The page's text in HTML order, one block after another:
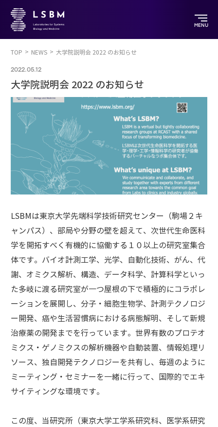
MENU
TOP NEWS 大学院説明会 2022 のお知らせ
2022.05.12
大学院説明会 2022 のお知らせ
LSBMは東京大学先端科学技術研究センター（駒場２キ
ャンパス）、部局や分野の壁を超えて、次世代生命医科
学を開拓すべく有機的に協働する１０以上の研究室集合
体です。バイオ計測工学、光学、自動化技術、がん、代
謝、オミクス解析、構造、データ科学、計算科学といっ
た多岐に渡る研究室が一つ屋根の下で積極的にコラボレ
ーションを展開し、分子・細胞生物学、計測テクノロジ
ー開発、癌や生活習慣病における病態解明、そして新規
治療薬の開発までを行っています。世界有数のプロテオ
ミクス・ゲノミクスの解析機器や自動装置、情報処理リ
ソース、独自開発テクノロジーを共有し、毎週のように
ミーティング・セミナーを一緒に行って、国際的でエキ
サイティングな環境です。
この度、当研究所（東京大学工学系研究科、医学系研究